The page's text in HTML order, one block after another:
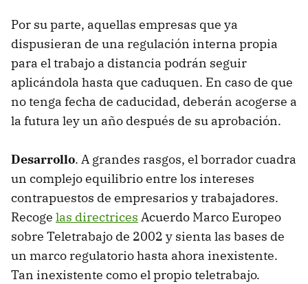
Por su parte, aquellas empresas que ya
dispusieran de una regulación interna propia
para el trabajo a distancia podrán seguir
aplicándola hasta que caduquen. En caso de que
no tenga fecha de caducidad, deberán acogerse a
la futura ley un año después de su aprobación.
Desarrollo. A grandes rasgos, el borrador cuadra
un complejo equilibrio entre los intereses
contrapuestos de empresarios y trabajadores.
Recoge las directrices Acuerdo Marco Europeo
sobre Teletrabajo de 2002 y sienta las bases de
un marco regulatorio hasta ahora inexistente.
Tan inexistente como el propio teletrabajo.